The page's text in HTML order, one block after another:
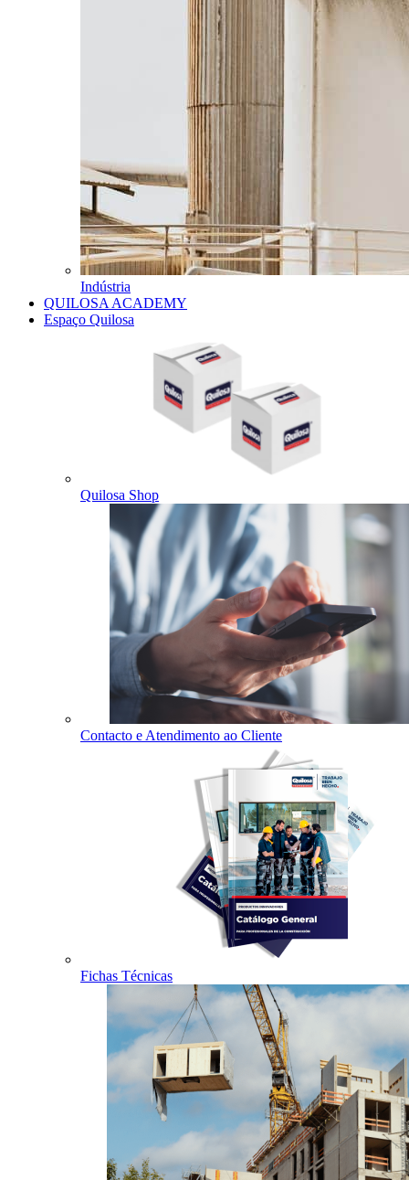
Indústria
QUILOSA ACADEMY
Espaço Quilosa
Quilosa Shop
Contacto e Atendimento ao Cliente
Fichas Técnicas